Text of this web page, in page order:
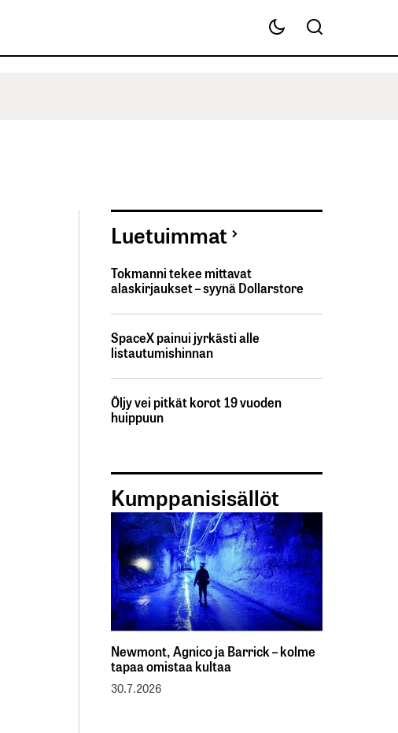
Luetuimmat
Tokmanni tekee mittavat
alaskirjaukset – syynä Dollarstore
SpaceX painui jyrkästi alle
listautumishinnan
Öljy vei pitkät korot 19 vuoden
huippuun
Kumppanisisällöt
Newmont, Agnico ja Barrick – kolme
tapaa omistaa kultaa
30.7.2026